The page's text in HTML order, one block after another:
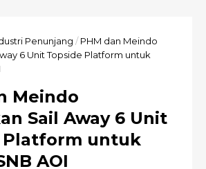
Penunjang / PHM dan Meindo
6 Unit Topside Platform untuk
Meindo
Sail Away 6 Unit
Platform untuk
AOI